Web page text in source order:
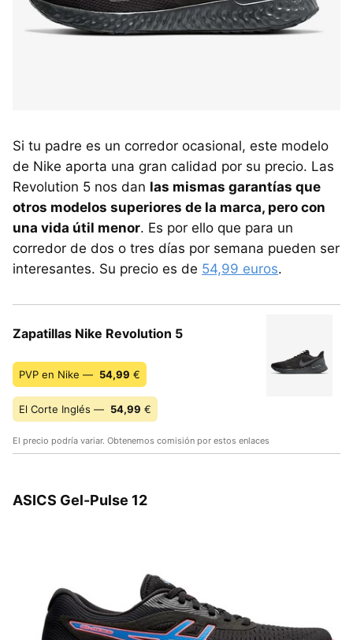
Si tu padre es un corredor ocasional, este modelo
de Nike aporta una gran calidad por su precio. Las
Revolution 5 nos dan las mismas garantías que
otros modelos superiores de la marca, pero con
una vida útil menor. Es por ello que para un
corredor de dos o tres días por semana pueden ser
interesantes. Su precio es de 54,99 euros.
Zapatillas Nike Revolution 5
PVP en Nike — 54,99 €
El Corte Inglés — 54,99 €
El precio podría variar. Obtenemos comisión por estos enlaces
ASICS Gel-Pulse 12